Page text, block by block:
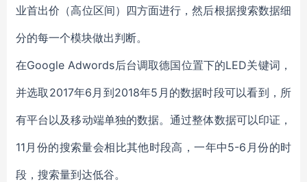
业首出价（高位区间）四方面进行，然后根据搜索数据细
分的每一个模块做出判断。
在Google Adwords后台调取德国位置下的LED关键词，
并选取2017年6月到2018年5月的数据时段可以看到，所
有平台以及移动端单独的数据。通过整体数据可以印证，
11月份的搜索量会相比其他时段高，一年中5-6月份的时
段，搜索量到达低谷。